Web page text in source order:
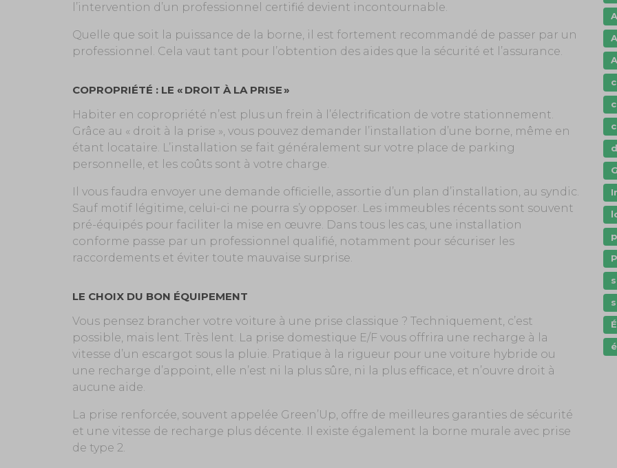
l’intervention d’un professionnel certifié devient incontournable.
Quelle que soit la puissance de la borne, il est fortement recommandé de passer par un
professionnel. Cela vaut tant pour l’obtention des aides que la sécurité et l’assurance.
COPROPRIÉTÉ : LE « DROIT À LA PRISE »
Habiter en copropriété n’est plus un frein à l’électrification de votre stationnement.
Grâce au « droit à la prise », vous pouvez demander l’installation d’une borne, même en
étant locataire. L’installation se fait généralement sur votre place de parking
personnelle, et les coûts sont à votre charge.
Il vous faudra envoyer une demande officielle, assortie d’un plan d’installation, au syndic.
Sauf motif légitime, celui-ci ne pourra s’y opposer. Les immeubles récents sont souvent
pré-équipés pour faciliter la mise en œuvre. Dans tous les cas, une installation
conforme passe par un professionnel qualifié, notamment pour sécuriser les
raccordements et éviter toute mauvaise surprise.
LE CHOIX DU BON ÉQUIPEMENT
Vous pensez brancher votre voiture à une prise classique ? Techniquement, c’est
possible, mais lent. Très lent. La prise domestique E/F vous offrira une recharge à la
vitesse d’un escargot sous la pluie. Pratique à la rigueur pour une voiture hybride ou
une recharge d’appoint, elle n’est ni la plus sûre, ni la plus efficace, et n’ouvre droit à
aucune aide.
La prise renforcée, souvent appelée Green’Up, offre de meilleures garanties de sécurité
et une vitesse de recharge plus décente. Il existe également la borne murale avec prise
de type 2.